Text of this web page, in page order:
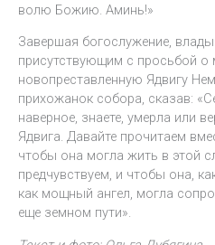
волю Божию. Аминь!»
Завершая богослужение,
присутствующим с просьбой о
новопреставленную Ядвигу
прихожанок собора, сказав:
наверное, знаете, умерла или
Ядвига. Давайте прочитаем
чтобы она могла жить в этой
предчувствуем, и чтобы она,
как мощный ангел, могла
еще земном пути».